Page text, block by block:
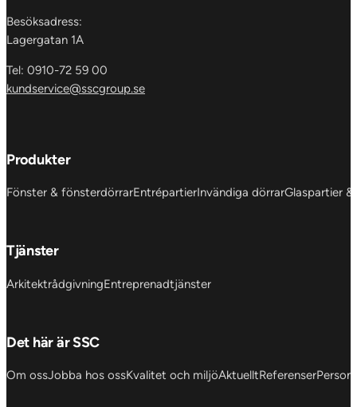
Besöksadress:
Lagergatan 1A
Tel: 0910-72 59 00
kundservice@sscgroup.se
Produkter
Fönster & fönsterdörrarEntrépartierInvändiga dörrarGlaspartier
Tjänster
ArkitektrådgivningEntreprenadtjänster
Det här är SSC
Om ossJobba hos ossKvalitet och miljöAktuelltReferenser